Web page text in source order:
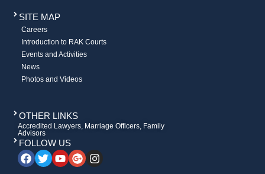
SITE MAP
Careers
Introduction to RAK Courts
Events and Activities
News
Photos and Videos
OTHER LINKS
Accredited Lawyers, Marriage Officers, Family
Advisors
FOLLOW US